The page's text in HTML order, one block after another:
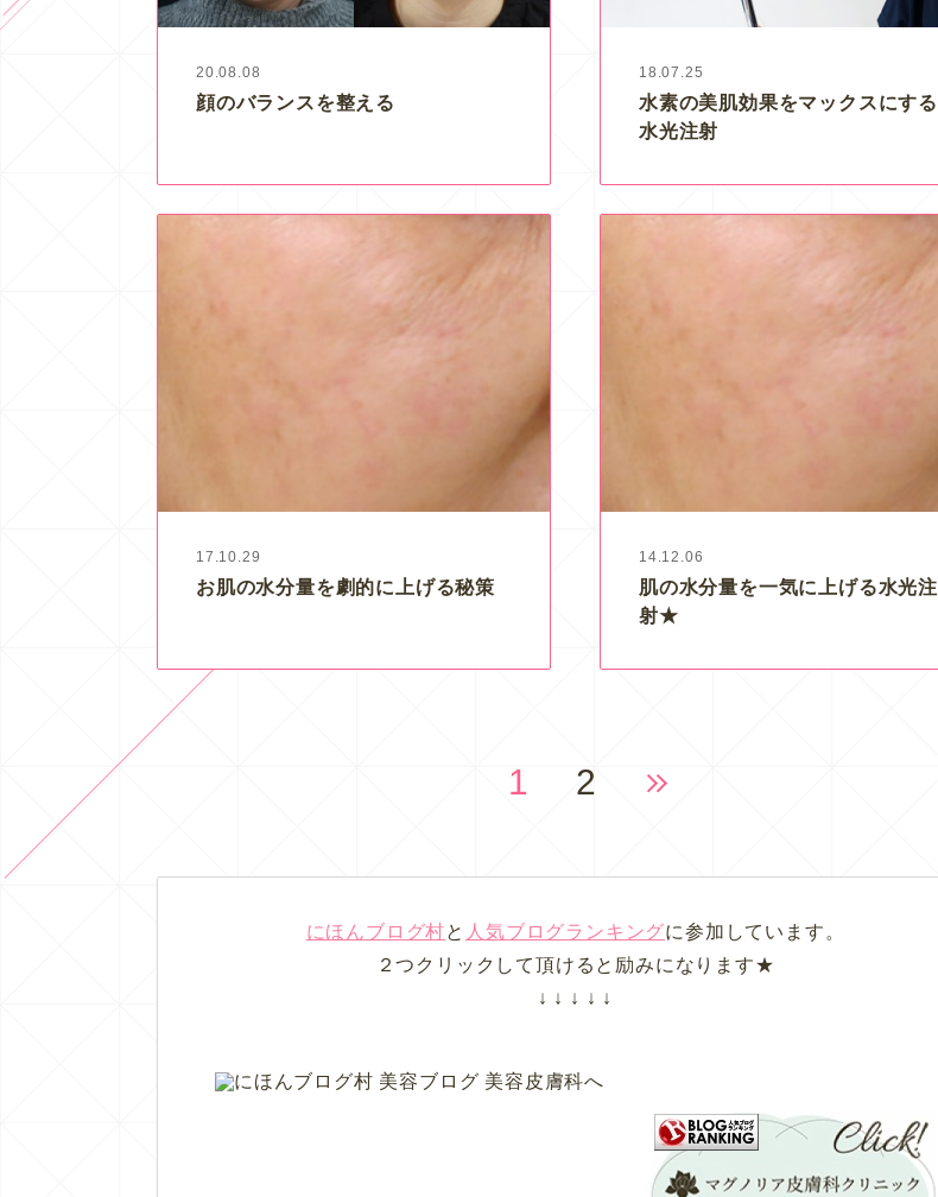
20.08.08
顔のバランスを整える
18.07.25
水素の美肌効果をマックスにする
水光注射
17.10.29
お肌の水分量を劇的に上げる秘策
14.12.06
肌の水分量を一気に上げる水光注
射★
1 2
にほんブログ村と 人気ブログランキングに参加しています。
２つクリックして頂けると励みになります★
↓ ↓ ↓ ↓ ↓